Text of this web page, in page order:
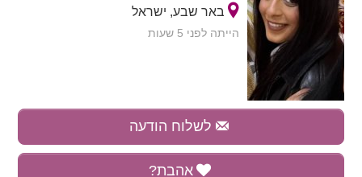
באר שבע, ישראל
הייתה לפני 5 שעות
לשלוח הודעה
אהבת?